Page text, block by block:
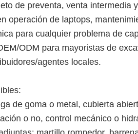
de preventa, venta intermedia
operación de laptops,
para cualquier problema de
ODM para mayoristas de
agentes locales.
de goma o metal, cubierta
o no, control mecánico o